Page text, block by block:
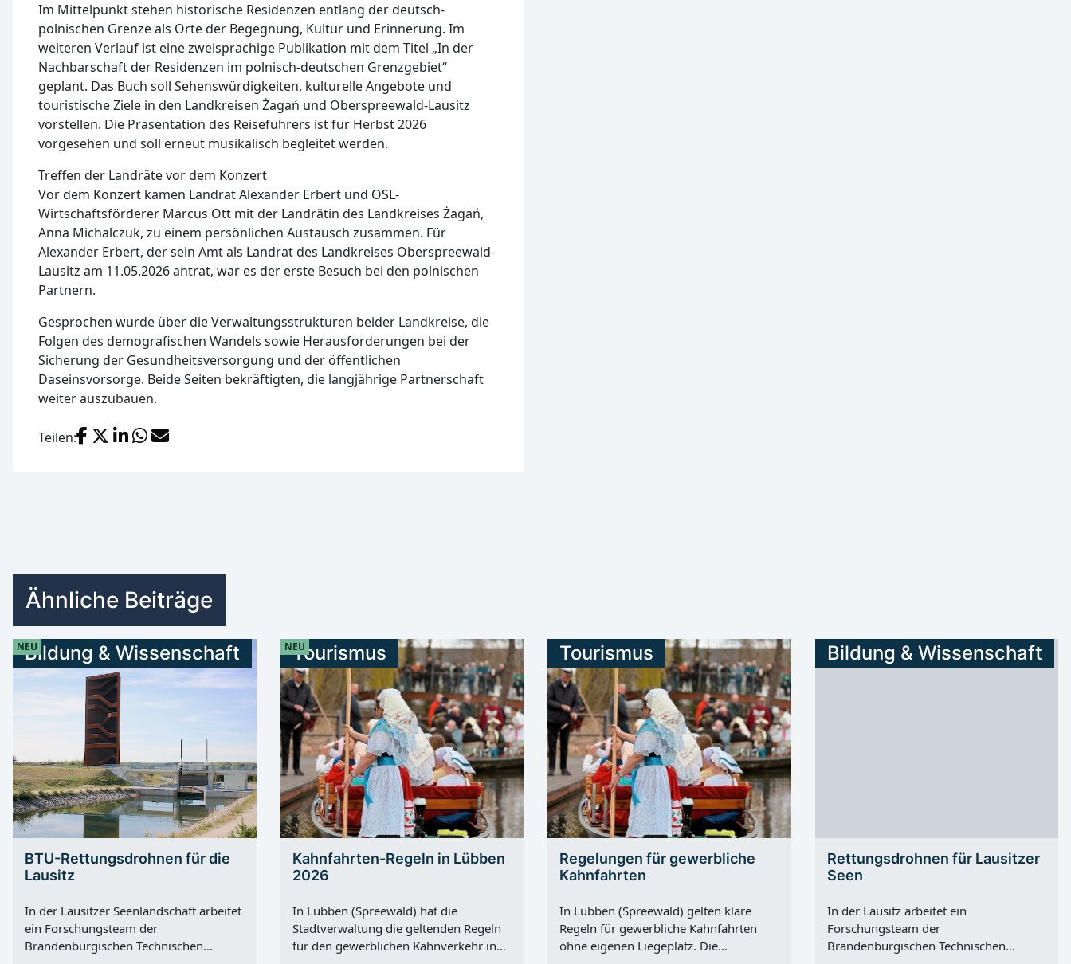
Im Mittelpunkt stehen historische Residenzen entlang der deutsch-
polnischen Grenze als Orte der Begegnung, Kultur und Erinnerung. Im
weiteren Verlauf ist eine zweisprachige Publikation mit dem Titel „In der
Nachbarschaft der Residenzen im polnisch-deutschen Grenzgebiet“
geplant. Das Buch soll Sehenswürdigkeiten, kulturelle Angebote und
touristische Ziele in den Landkreisen Żagań und Oberspreewald-Lausitz
vorstellen. Die Präsentation des Reiseführers ist für Herbst 2026
vorgesehen und soll erneut musikalisch begleitet werden.
Treffen der Landräte vor dem Konzert
Vor dem Konzert kamen Landrat Alexander Erbert und OSL-
Wirtschaftsförderer Marcus Ott mit der Landrätin des Landkreises Żagań,
Anna Michalczuk, zu einem persönlichen Austausch zusammen. Für
Alexander Erbert, der sein Amt als Landrat des Landkreises Oberspreewald-
Lausitz am 11.05.2026 antrat, war es der erste Besuch bei den polnischen
Partnern.
Gesprochen wurde über die Verwaltungsstrukturen beider Landkreise, die
Folgen des demografischen Wandels sowie Herausforderungen bei der
Sicherung der Gesundheitsversorgung und der öffentlichen
Daseinsvorsorge. Beide Seiten bekräftigten, die langjährige Partnerschaft
weiter auszubauen.
Teilen: Facebook
X (Twitter)
LinkedIn
WhatsApp
Ähnliche Beiträge
Bildung & Wissenschaft
NEU
BTU-Rettungsdrohnen für die
Lausitz
In der Lausitzer Seenlandschaft arbeitet
ein Forschungsteam der
Brandenburgischen Technischen
Tourismus
NEU
Kahnfahrten-Regeln in Lübben
2026
In Lübben (Spreewald) hat die
Stadtverwaltung die geltenden Regeln
für den gewerblichen Kahnverkehr in
Tourismus
Regelungen für gewerbliche
Kahnfahrten
In Lübben (Spreewald) gelten klare
Regeln für gewerbliche Kahnfahrten
ohne eigenen Liegeplatz. Die
Bildung & Wissenschaft
Rettungsdrohnen für Lausitzer
Seen
In der Lausitz arbeitet ein
Forschungsteam der
Brandenburgischen Technischen